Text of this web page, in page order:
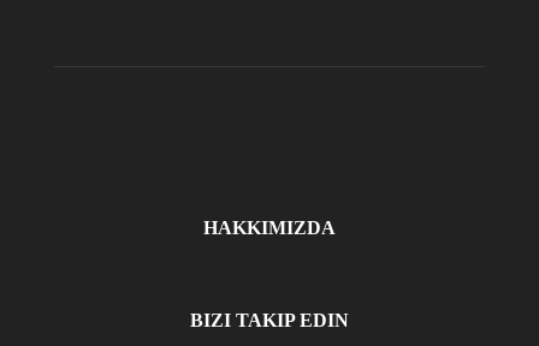
HAKKIMIZDA
BIZI TAKIP EDIN